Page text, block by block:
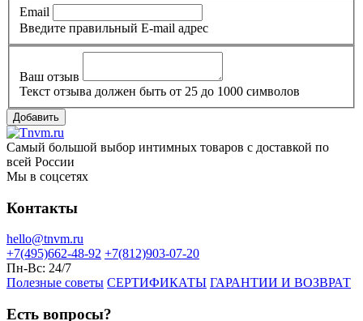
Email
Введите правильный E-mail адрес
Ваш отзыв
Текст отзыва должен быть от 25 до 1000 символов
Добавить
Самый большой выбор интимных товаров с доставкой по
всей России
Мы в соцсетях
Контакты
hello@tnvm.ru
+7(495)662-48-92 +7(812)903-07-20
Пн-Вс: 24/7
Полезные советы СЕРТИФИКАТЫ ГАРАНТИИ И ВОЗВРАТ
Есть вопросы?